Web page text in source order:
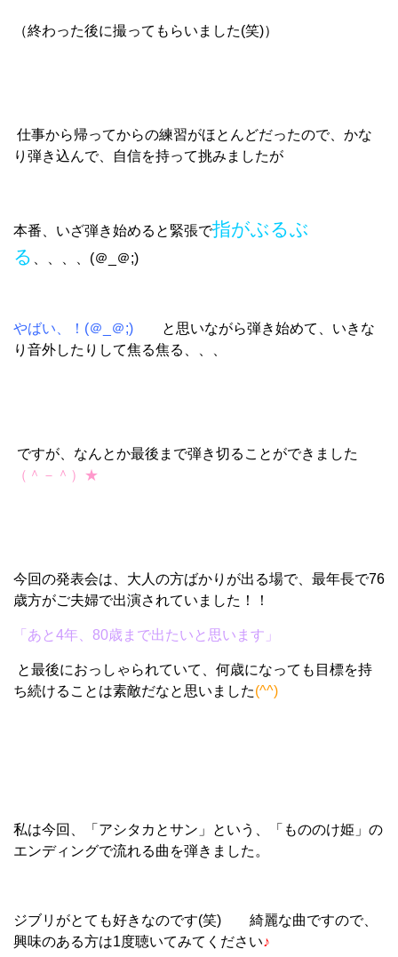
（終わった後に撮ってもらいました(笑)）
仕事から帰ってからの練習がほとんどだったので、かな
り弾き込んで、自信を持って挑みましたが
本番、いざ弾き始めると緊張で指がぶるぶ
る
、、、、(＠_＠;)
やばい、！(＠_＠;)
と思いながら弾き始めて、いきな
り音外したりして焦る焦る、、、
ですが、なんとか最後まで弾き切ることができました
（＾－＾）★
今回の発表会は、大人の方ばかりが出る場で、最年長で76
歳方がご夫婦で出演されていました！！
「あと4年、80歳まで出たいと思います」
と最後におっしゃられていて、何歳になっても目標を持
ち続けることは素敵だなと思いました(^^)
私は今回、「アシタカとサン」という、「もののけ姫」の
エンディングで流れる曲を弾きました。
ジブリがとても好きなのです(笑) 綺麗な曲ですので、
興味のある方は1度聴いてみてください♪